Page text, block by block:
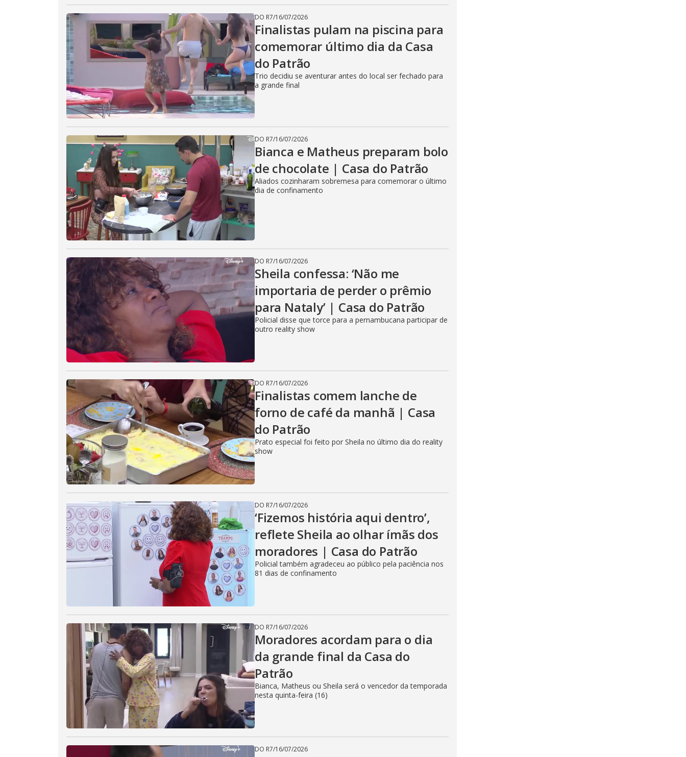
DO R7/16/07/2026
Finalistas pulam na piscina para
comemorar último dia da Casa
do Patrão
Trio decidiu se aventurar antes do local ser fechado para
a grande final
DO R7/16/07/2026
Bianca e Matheus preparam bolo
de chocolate | Casa do Patrão
Aliados cozinharam sobremesa para comemorar o último
dia de confinamento
DO R7/16/07/2026
Sheila confessa: ‘Não me
importaria de perder o prêmio
para Nataly’ | Casa do Patrão
Policial disse que torce para a pernambucana participar de
outro reality show
DO R7/16/07/2026
Finalistas comem lanche de
forno de café da manhã | Casa
do Patrão
Prato especial foi feito por Sheila no último dia do reality
show
DO R7/16/07/2026
‘Fizemos história aqui dentro’,
reflete Sheila ao olhar ímãs dos
moradores | Casa do Patrão
Policial também agradeceu ao público pela paciência nos
81 dias de confinamento
DO R7/16/07/2026
Moradores acordam para o dia
da grande final da Casa do
Patrão
Bianca, Matheus ou Sheila será o vencedor da temporada
nesta quinta-feira (16)
DO R7/16/07/2026